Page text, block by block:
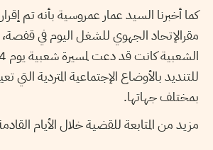
كما أخبرنا السيد عمار عمروسية بأنه تم
مقرالإتحاد الجهوي للشغل اليوم في
للتنديد بالأوضاع الإجتماعية المتردية التي
بمختلف جهاتها.
مزيد من المتابعة للقضية خلال الأيام